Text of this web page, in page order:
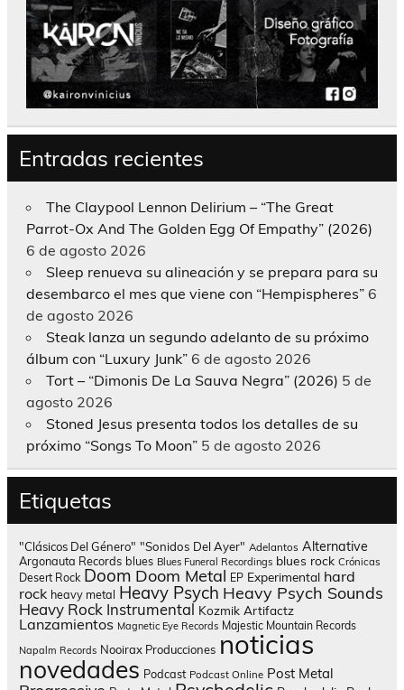
Entradas recientes
The Claypool Lennon Delirium – “The Great
Parrot-Ox And The Golden Egg Of Empathy” (2026)
6 de agosto 2026
Sleep renueva su alineación y se prepara para su
desembarco el mes que viene con “Hempispheres” 6
de agosto 2026
Steak lanza un segundo adelanto de su próximo
álbum con “Luxury Junk” 6 de agosto 2026
Tort – “Dimonis De La Sauva Negra” (2026) 5 de
agosto 2026
Stoned Jesus presenta todos los detalles de su
próximo “Songs To Moon” 5 de agosto 2026
Etiquetas
"Clásicos Del Género" "Sonidos Del Ayer" Adelantos Alternative
Argonauta Records blues Blues Funeral Recordings blues rock Crónicas
Desert Rock Doom Doom Metal EP Experimental hard
rock heavy metal Heavy Psych Heavy Psych Sounds
Heavy Rock Instrumental Kozmik Artifactz
Lanzamientos Magnetic Eye Records Majestic Mountain Records
Napalm Records Nooirax Producciones noticias
novedades Podcast Podcast Online Post Metal